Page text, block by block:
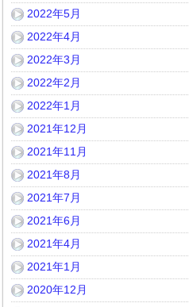
2022年5月
2022年4月
2022年3月
2022年2月
2022年1月
2021年12月
2021年11月
2021年8月
2021年7月
2021年6月
2021年4月
2021年1月
2020年12月